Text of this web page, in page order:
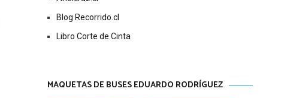
Blog Recorrido.cl
Libro Corte de Cinta
MAQUETAS DE BUSES EDUARDO RODRÍGUEZ